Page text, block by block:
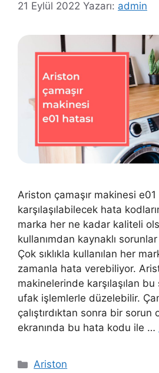
21 Eylül 2022 Yazarı: admin
Ariston çamaşır makinesi e01
karşılaşılabilecek hata
marka her ne kadar kaliteli
kullanımdan kaynaklı
Çok sıklıkla kullanılan her
zamanla hata verebiliyor.
makinelerinde karşılaşılan bu
ufak işlemlerle düzelebilir.
çalıştırdıktan sonra bir sorun
ekranında bu hata kodu ile …
Kategoriler
Ariston